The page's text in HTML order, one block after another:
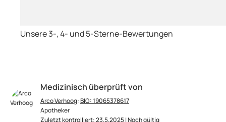
Medizinisch überprüft von
Arco Verhoog:BIG: 19065378617
Apotheker
Zuletzt kontrolliert: 23.5.2025 | Noch gültig
Unsere 3-, 4- und 5-Sterne-Bewertungen